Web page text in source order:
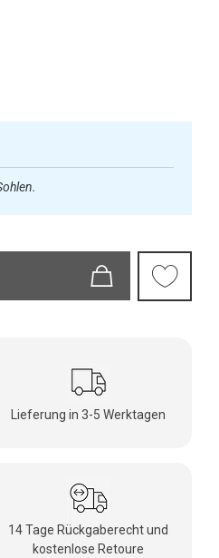
Lieferung in 3-5 Werktagen
14 Tage Rückgaberecht und
kostenlose Retoure